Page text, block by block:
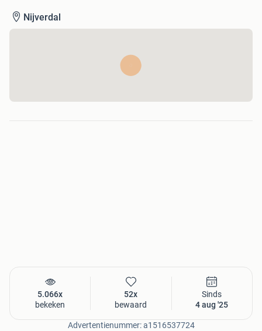
Nijverdal
5.066x
bekeken
52x
bewaard
Sinds
4 aug '25
Advertentienummer: a1516537724